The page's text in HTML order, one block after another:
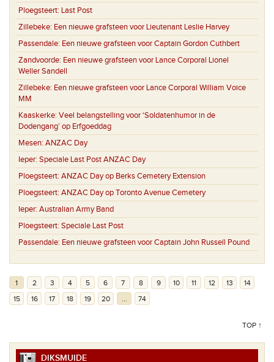
Ploegsteert: Last Post
Zillebeke: Een nieuwe grafsteen voor Lieutenant Leslie Harvey
Passendale: Een nieuwe grafsteen voor Captain Gordon Cuthbert
Zandvoorde: Een nieuwe grafsteen voor Lance Corporal Lionel
Weller Sandell
Zillebeke: Een nieuwe grafsteen voor Lance Corporal William Voice
MM
Kaaskerke: Veel belangstelling voor ‘Soldatenhumor in de
Dodengang’ op Erfgoeddag
Mesen: ANZAC Day
Ieper: Speciale Last Post ANZAC Day
Ploegsteert: ANZAC Day op Berks Cemetery Extension
Ploegsteert: ANZAC Day op Toronto Avenue Cemetery
Ieper: Australian Army Band
Ploegsteert: Speciale Last Post
Passendale: Een nieuwe grafsteen voor Captain John Russell Pound
1 2 3 4 5 6 7 8 9 10 11 12 13
14
15
16 17 18 19 20 ... 74
TOP ↑
DIKSMUIDE